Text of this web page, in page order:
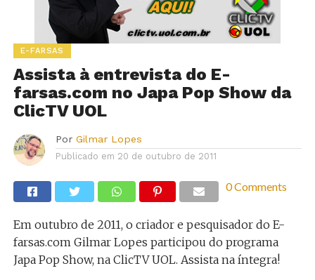
E-FARSAS
Assista à entrevista do E-
farsas.com no Japa Pop Show da
ClicTV UOL
Por Gilmar Lopes
Publicado em 20 de outubro de 2011
0 Comments
Em outubro de 2011, o criador e pesquisador do E-
farsas.com Gilmar Lopes participou do programa
Japa Pop Show, na ClicTV UOL. Assista na íntegra!